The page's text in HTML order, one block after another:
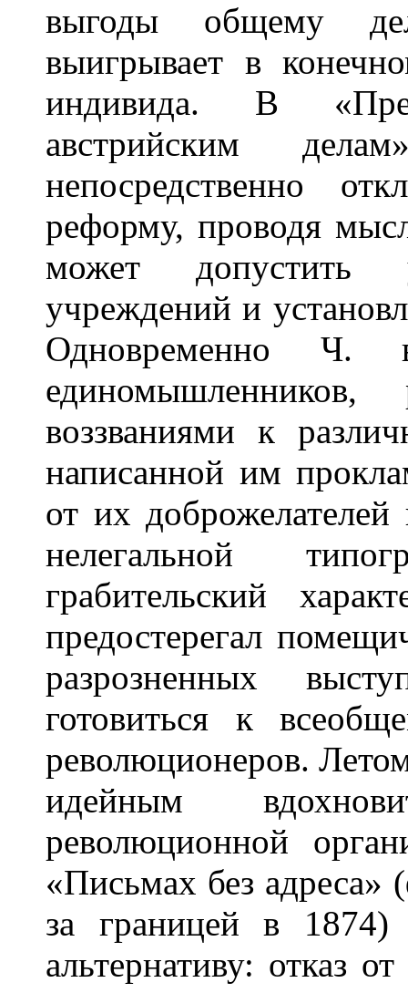
выгоды общему
выигрывает в
индивида. В
австрийским
непосредственно
реформу, проводя
может допустить
учреждений и
Одновременно Ч.
воззваниями к
написанной им
от их доброжелателей
нелегальной
грабительский
предостерегал
разрозненных
готовиться к
революционеров.
идейным
революционной
«Письмах без адреса»
за границей в
альтернативу: отказ